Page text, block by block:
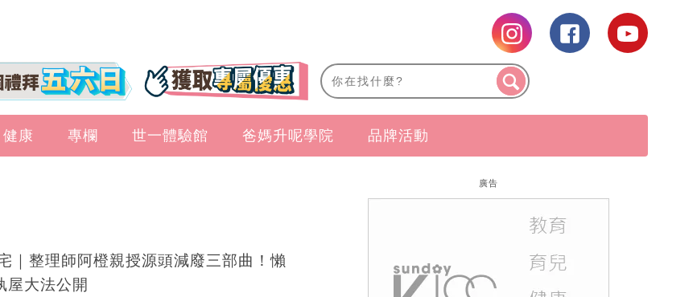
健康 專欄 世一體驗館 爸媽升呢學院 品牌活動
｜整理師阿橙親授源頭減廢三部曲！懶
屋大法公開
廣告